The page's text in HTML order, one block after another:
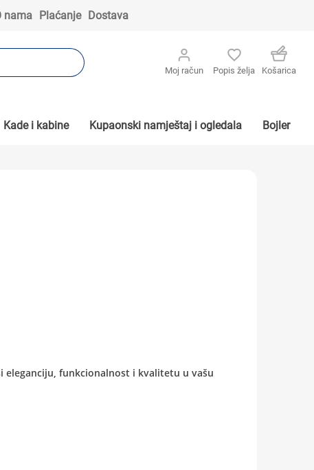
nama Plaćanje Dostava
Moj račun Popis želja Košarica
Kade i kabine Kupaonski namještaj i ogledala Bojler
eleganciju, funkcionalnost i kvalitetu u vašu